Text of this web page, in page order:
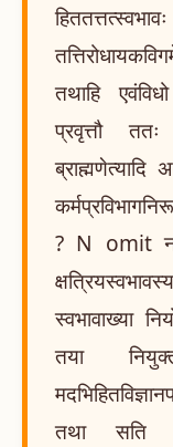
तथाहि
प्रवृत्तौ
ब्राह्मणेत्यादि
? N omit न
स्वभावाख्या
तया
तथा सति